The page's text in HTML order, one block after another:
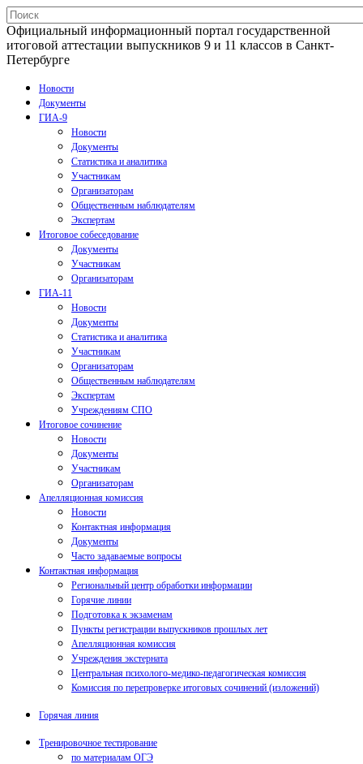
Официальный информационный портал государственной
итоговой аттестации выпускников 9 и 11 классов в Санкт-
Петербурге
Новости
Документы
ГИА-9
Новости
Документы
Статистика и аналитика
Участникам
Организаторам
Общественным наблюдателям
Экспертам
Итоговое собеседование
Документы
Участникам
Организаторам
ГИА-11
Новости
Документы
Статистика и аналитика
Участникам
Организаторам
Общественным наблюдателям
Экспертам
Учреждениям СПО
Итоговое сочинение
Новости
Документы
Участникам
Организаторам
Апелляционная комиссия
Новости
Контактная информация
Документы
Часто задаваемые вопросы
Контактная информация
Региональный центр обработки информации
Горячие линии
Подготовка к экзаменам
Пункты регистрации выпускников прошлых лет
Апелляционная комиссия
Учреждения экстерната
Центральная психолого-медико-педагогическая комиссия
Комиссия по перепроверке итоговых сочинений (изложений)
Горячая линия
Тренировочное тестирование
по материалам ОГЭ